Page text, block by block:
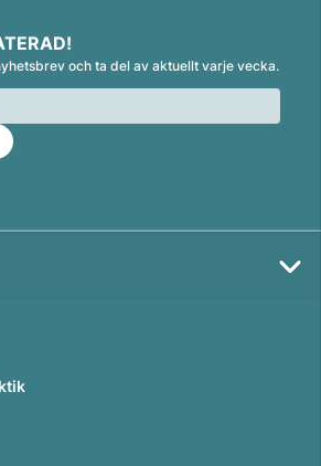
och ta del av aktuellt varje vecka.